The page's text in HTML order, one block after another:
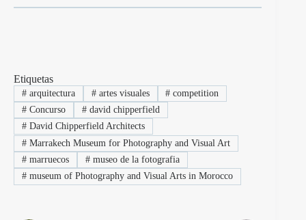
Etiquetas
#arquitectura #artes visuales # competition
#Concurso #david chipperfield
#David Chipperfield Architects
#Marrakech Museum for Photography and Visual Art
#marruecos #museo de la fotografia
#museum of Photography and Visual Arts in Morocco